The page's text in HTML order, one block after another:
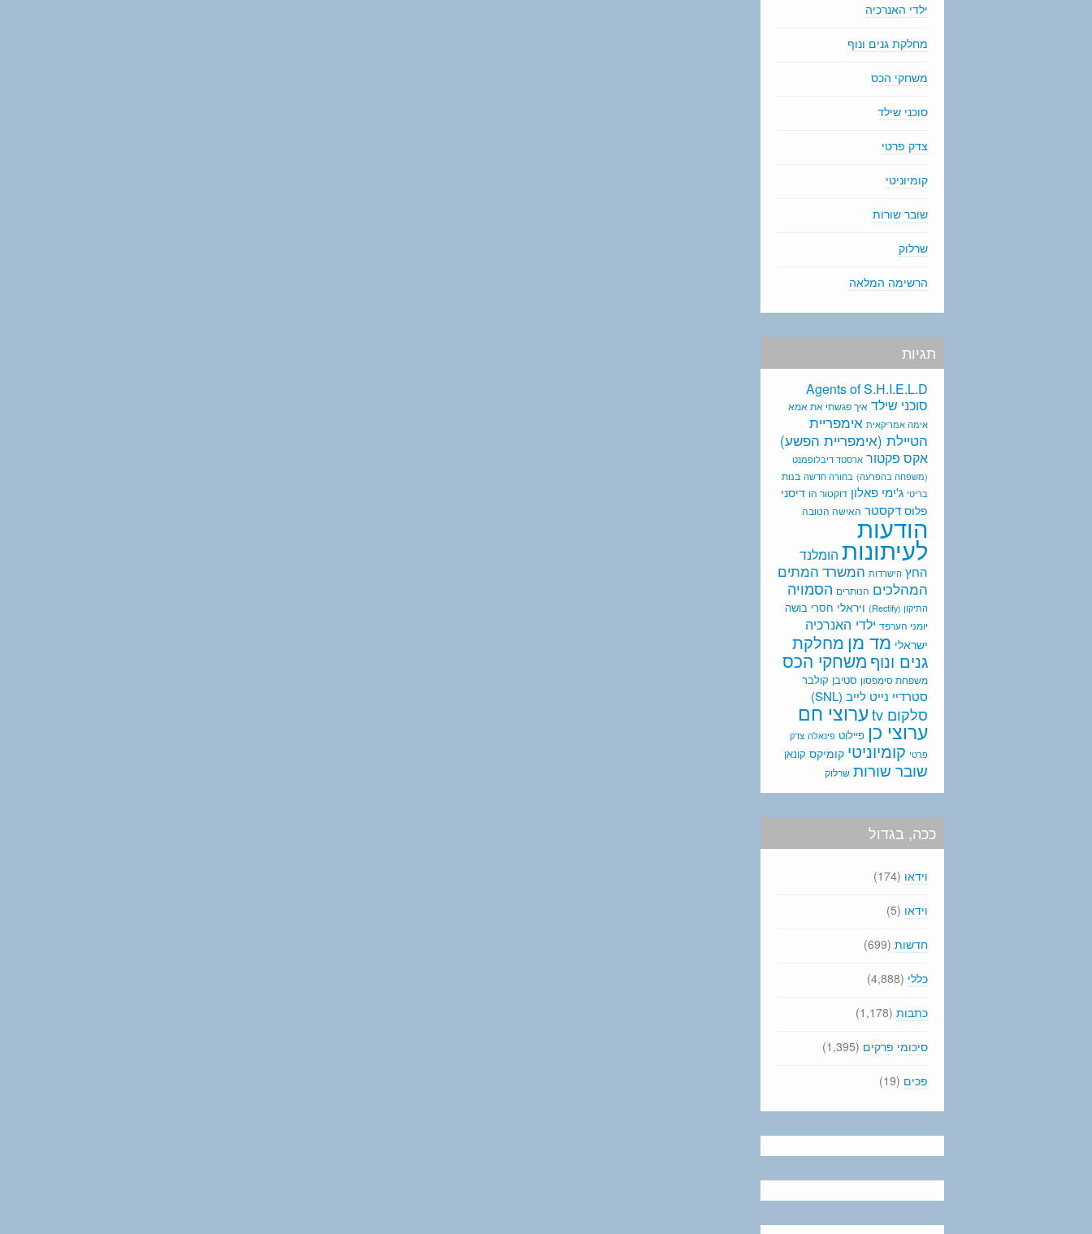
ילדי האנרכיה
מחלקת גנים ונוף
משחקי הכס
סוכני שילד
צדק פרטי
קומיוניטי
שובר שורות
שרלוק
הרשימה המלאה
תגיות
Agents of S.H.I.E.L.D
סוכני שילד איך פגשתי את אמא
אימה אמריקאית אימפריית
הטיילת (אימפריית הפשע)
אקס פקטור ארסטד דיבלופמנט
(משפחה בהפרעה) בחורה חדשה בנות
בריטי ג'ימי פאלון דוקטור הו דיסני
פלוס דקסטר האישה הטובההודעות
לעיתונות הומלנד
החץ הישרדות המשרד המתים
המהלכים הנותרים הסמויה
התיקון (Rectify) ויראלי חסרי בושה
יומני הערפד ילדי האנרכיה
ישראלי מד מן מחלקת
גנים ונוף משחקי הכס
משפחת סימפסון סטיבן קולבר
סטרדיי נייט לייב (SNL)
סלקום tv ערוצי חם
ערוצי כן פיילוט פינאלה צדק
פרטי קומיוניטי קומיקס קונאן
שובר שורות שרלוק
ככה, בגדול
וידאו (174)
וידאו (5)
חדשות (699)
כללי (4,888)
כתבות (1,178)
סיכומי פרקים (1,395)
פכים (19)